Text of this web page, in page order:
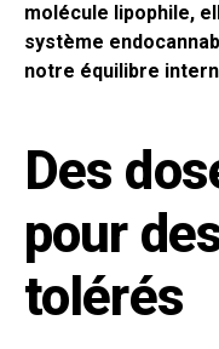
molécule lipophile,
système
notre équilibre
Des
pour
tolérés